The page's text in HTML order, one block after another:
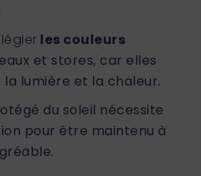
les couleurs
et stores, car elles
lumière et la chaleur.
du soleil nécessite
pour être maintenu à